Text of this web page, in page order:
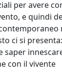
per avere
e quindi
ci si
saper
con il vivente